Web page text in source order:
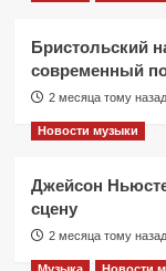
Бристольский
современный
2 месяца тому назад
Новости музыки
Джейсон
сцену
2 месяца тому назад